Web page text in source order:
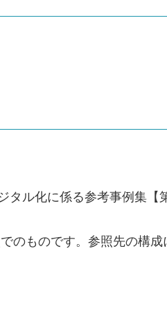
ル化に係る参考事例集【
のものです。参照先の構